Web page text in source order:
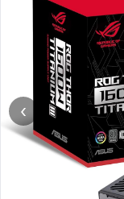
‹